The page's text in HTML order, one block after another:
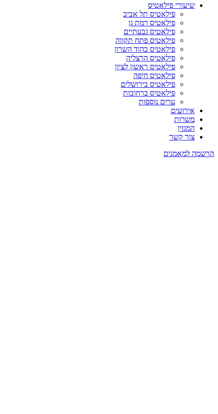
שיעורי פילאטיס
פילאטיס תל אביב
פילאטיס רמת גן
פילאטיס גבעתיים
פילאטיס פתח תקווה
פילאטיס בהוד השרון
פילאטיס הרצליה
פילאטיס ראשון לציון
פילאטיס חיפה
פילאטיס בירושלים
פילאטיס ברחובות
ערים נוספות
אירועים
משרות
המגזין
צור קשר
הרשמה למאמנים